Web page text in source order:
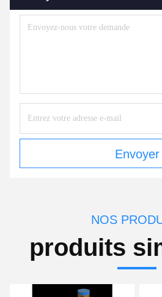
Envoyer
NOS
produits